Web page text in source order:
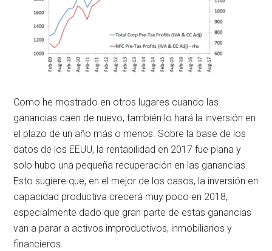
Como he mostrado en otros lugares cuando las
ganancias caen de nuevo, también lo hará la inversión en
el plazo de un año más o menos. Sobre la base de los
datos de los EEUU, la rentabilidad en 2017 fue plana y
solo hubo una pequeña recuperación en las ganancias.
Esto sugiere que, en el mejor de los casos, la inversión en
capacidad productiva crecerá muy poco en 2018,
especialmente dado que gran parte de estas ganancias
van a parar a activos improductivos, inmobiliarios y
financieros.